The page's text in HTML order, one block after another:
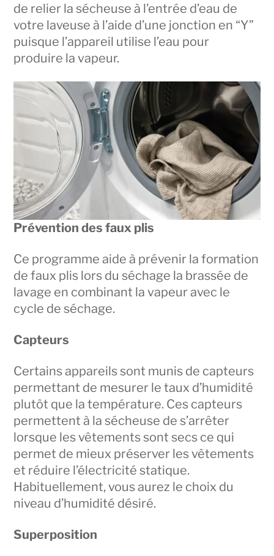
de relier la sécheuse à l’entrée d’eau de
votre laveuse à l’aide d’une jonction en “Y”
puisque l’appareil utilise l’eau pour
produire la vapeur.
Prévention des faux plis
Ce programme aide à prévenir la formation
de faux plis lors du séchage la brassée de
lavage en combinant la vapeur avec le
cycle de séchage.
Capteurs
Certains appareils sont munis de capteurs
permettant de mesurer le taux d’humidité
plutôt que la température. Ces capteurs
permettent à la sécheuse de s’arrêter
lorsque les vêtements sont secs ce qui
permet de mieux préserver les vêtements
et réduire l’électricité statique.
Habituellement, vous aurez le choix du
niveau d’humidité désiré.
Superposition